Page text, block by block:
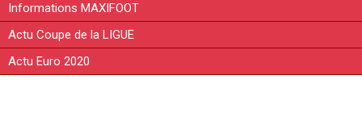
Informations MAXIFOOT
Actu Coupe de la LIGUE
Actu Euro 2020